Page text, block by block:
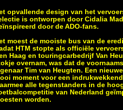
opvallende design van het
is ontworpen door Cidalia
door de ADO-fans.
moest de mooiste bus van de
HTM stopte als officiële
Haag en touringcarbedrijf Van
overnam, was dat de
Tim van Heugten. Een
moment voor een
alle tegenstanders in de
van Nederland
worden.